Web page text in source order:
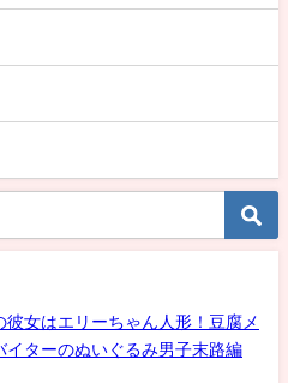
女はエリーちゃん人形！豆腐メ
イターのぬいぐるみ男子末路編